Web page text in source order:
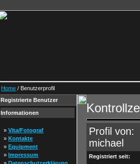
Home / Benutzerprofil
Registrierte Benutzer
Informationen
» Vita/Fotograf
» Kontakte
» Equipment
» Impressum
Profil von:
michael
Registriert seit: